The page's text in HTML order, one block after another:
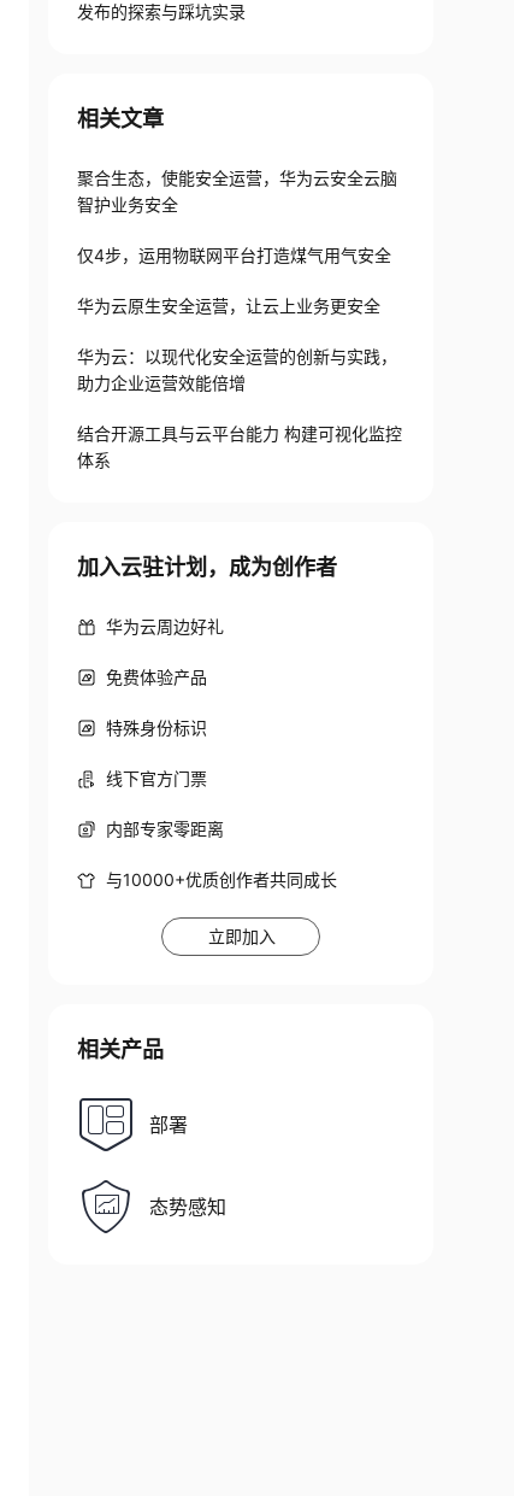
发布的探索与踩坑实录
相关文章
聚合生态，使能安全运营，华为云安全云脑
智护业务安全
仅4步，运用物联网平台打造煤气用气安全
华为云原生安全运营，让云上业务更安全
华为云：以现代化安全运营的创新与实践，
助力企业运营效能倍增
结合开源工具与云平台能力 构建可视化监控
体系
加入云驻计划，成为创作者
华为云周边好礼
免费体验产品
特殊身份标识
线下官方门票
内部专家零距离
与10000+优质创作者共同成长
立即加入
相关产品
部署
态势感知